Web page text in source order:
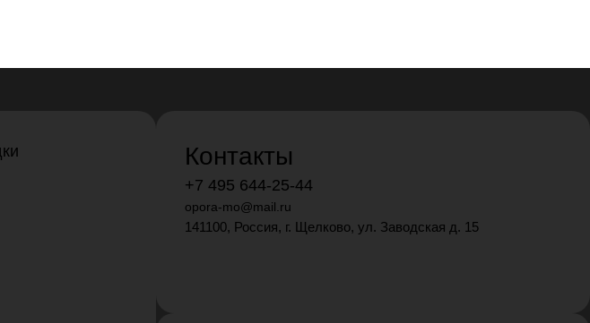
Контакты
+7 495 644-25-44
opora-mo@mail.ru
141100, Россия, г. Щелково, ул. Заводская д. 15